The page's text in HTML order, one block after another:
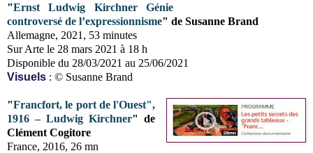
"Ernst Ludwig Kirchner Génie
controversé de l’expressionnisme" de Susanne Brand
Allemagne, 2021, 53 minutes
Sur Arte le 28 mars 2021 à 18 h
Disponible du 28/03/2021 au 25/06/2021
Visuels : © Susanne Brand
"Francfort, le port de l'Ouest",
1916 – Ludwig Kirchner" de
Clément Cogitore
France, 2016, 26 mn